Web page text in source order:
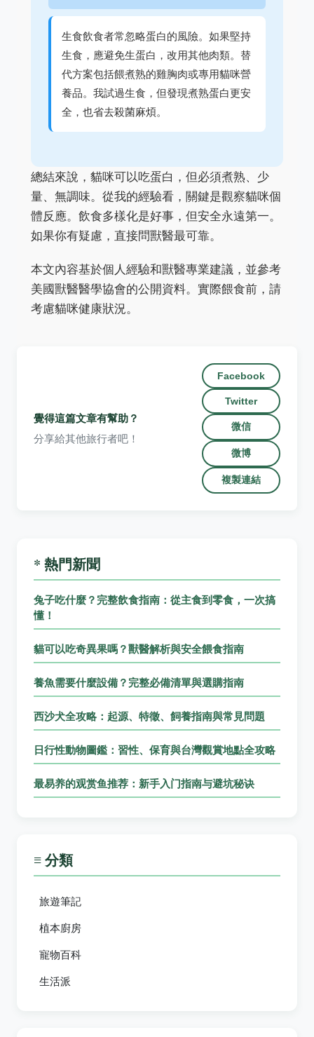
生食飲食者常忽略蛋白的風險。如果堅持
生食，應避免生蛋白，改用其他肉類。替
代方案包括餵煮熟的雞胸肉或專用貓咪營
養品。我試過生食，但發現煮熟蛋白更安
全，也省去殺菌麻煩。
總結來說，貓咪可以吃蛋白，但必須煮熟、少
量、無調味。從我的經驗看，關鍵是觀察貓咪個
體反應。飲食多樣化是好事，但安全永遠第一。
如果你有疑慮，直接問獸醫最可靠。
本文內容基於個人經驗和獸醫專業建議，並參考
美國獸醫醫學協會的公開資料。實際餵食前，請
考慮貓咪健康狀況。
覺得這篇文章有幫助？
分享給其他旅行者吧！
Facebook
Twitter
微信
微博
複製連結
* 熱門新聞
兔子吃什麼？完整飲食指南：從主食到零食，一次搞
懂！
貓可以吃奇異果嗎？獸醫解析與安全餵食指南
養魚需要什麼設備？完整必備清單與選購指南
西沙犬全攻略：起源、特徵、飼養指南與常見問題
日行性動物圖鑑：習性、保育與台灣觀賞地點全攻略
最易养的观赏鱼推荐：新手入门指南与避坑秘诀
≡ 分類
旅遊筆記
植本廚房
寵物百科
生活派